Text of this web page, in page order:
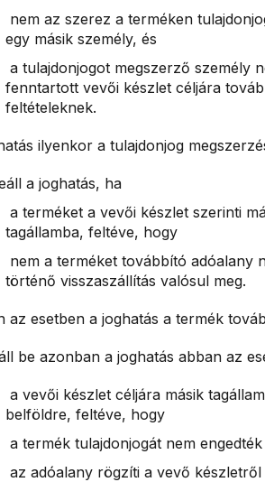
nem az szerez a terméken
egy másik személy, és
a tulajdonjogot megszerző személy
fenntartott vevői készlet céljára
feltételeknek.
ilyenkor a tulajdonjog
a joghatás, ha
a terméket a vevői készlet szerinti
tagállamba, feltéve, hogy
nem a terméket továbbító adóalany
történő visszaszállítás valósul meg.
az esetben a joghatás a termék
be azonban a joghatás abban az
a vevői készlet céljára másik
belföldre, feltéve, hogy
a termék tulajdonjogát nem engedték
az adóalany rögzíti a vevő